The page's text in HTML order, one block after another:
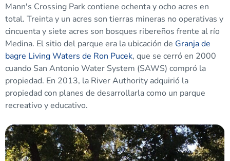
Mann's Crossing Park contiene ochenta y ocho acres en
total. Treinta y un acres son tierras mineras no operativas y
cincuenta y siete acres son bosques ribereños frente al río
Medina. El sitio del parque era la ubicación de Granja de
bagre Living Waters de Ron Pucek, que se cerró en 2000
cuando San Antonio Water System (SAWS) compró la
propiedad. En 2013, la River Authority adquirió la
propiedad con planes de desarrollarla como un parque
recreativo y educativo.